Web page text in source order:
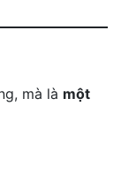
mà là một